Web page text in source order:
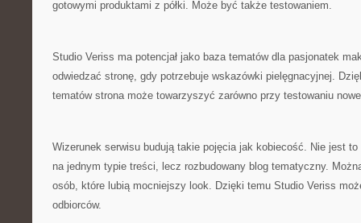
gotowymi produktami z półki. Może być także testowaniem.
Studio Veriss ma potencjał jako baza tematów dla pasjonatek
odwiedzać stronę, gdy potrzebuje wskazówki pielęgnacyjnej.
tematów strona może towarzyszyć zarówno przy testowaniu
Wizerunek serwisu budują takie pojęcia jak kobiecość. Nie jest to
na jednym typie treści, lecz rozbudowany blog tematyczny.
osób, które lubią mocniejszy look. Dzięki temu Studio Veriss
odbiorców.